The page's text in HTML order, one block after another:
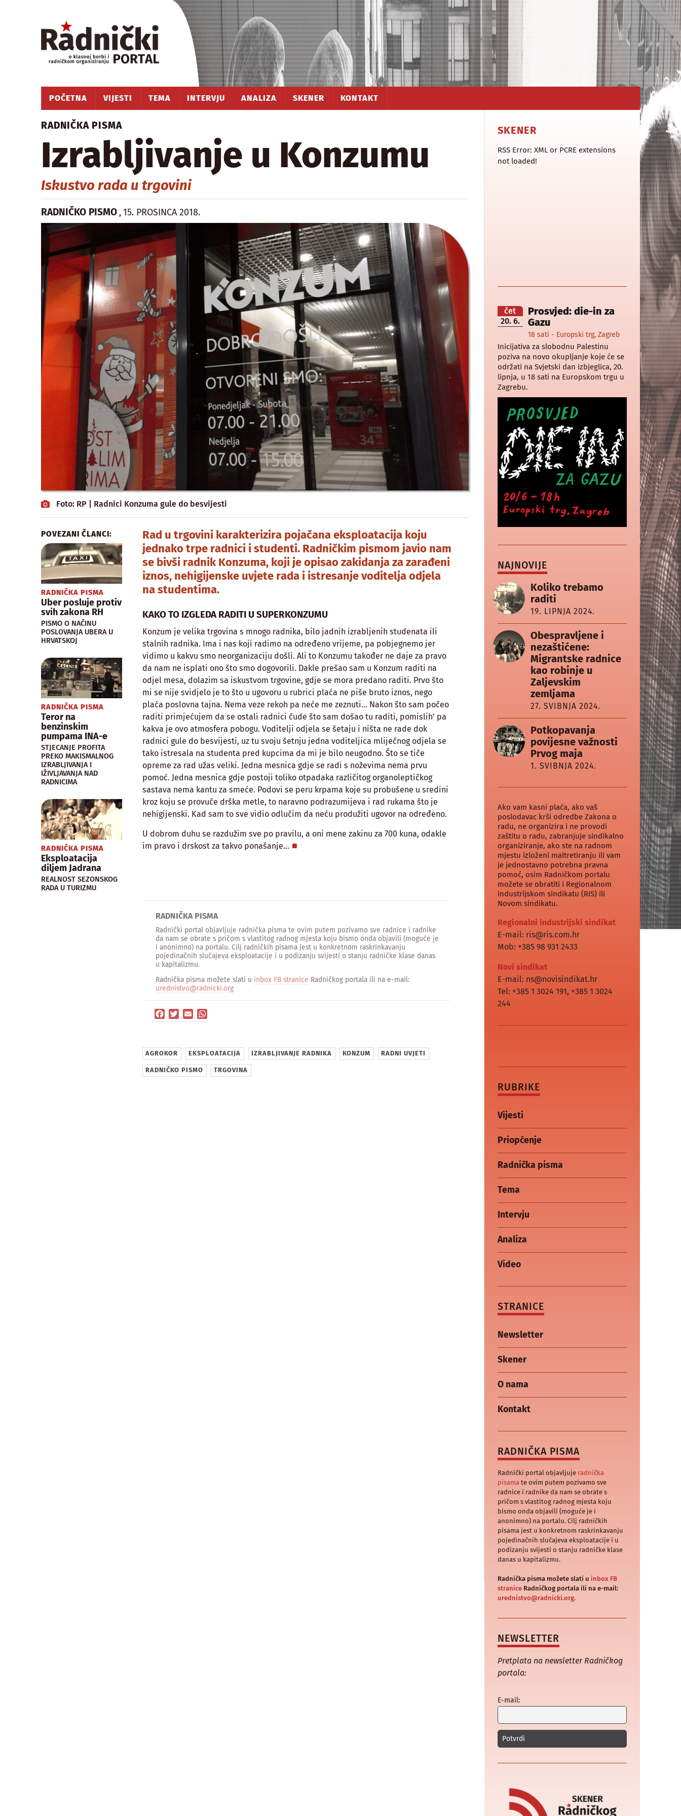
POČETNA VIJESTI TEMA INTERVJU ANALIZA SKENER KONTAKT
RADNIČKA PISMA
Izrabljivanje u Konzumu
Iskustvo rada u trgovini
RADNIČKO PISMO ,15. PROSINCA 2018.
Foto: RP | Radnici Konzuma gule do besvijesti
POVEZANI ČLANCI:
RADNIČKA PISMA
Uber posluje protiv
svih zakona RH
PISMO O NAČINU
POSLOVANJA UBERA U
HRVATSKOJ
RADNIČKA PISMA
Teror na
benzinskim
pumpama INA-e
STJECANJE PROFITA
PREKO MAKISMALNOG
IZRABLJIVANJA I
IŽIVLJAVANJA NAD
RADNICIMA
RADNIČKA PISMA
Eksploatacija
diljem Jadrana
REALNOST SEZONSKOG
RADA U TURIZMU
Rad u trgovini karakterizira pojačana eksploatacija koju
jednako trpe radnici i studenti. Radničkim pismom javio nam
se bivši radnik Konzuma, koji je opisao zakidanja za zarađeni
iznos, nehigijenske uvjete rada i istresanje voditelja odjela
na studentima.
KAKO TO IZGLEDA RADITI U SUPERKONZUMU
Konzum je velika trgovina s mnogo radnika, bilo jadnih izrabljenih studenata ili
stalnih radnika. Ima i nas koji radimo na određeno vrijeme, pa pobjegnemo jer
vidimo u kakvu smo neorganizaciju došli. Ali to Konzumu također ne daje za pravo
da nam ne isplati ono što smo dogovorili. Dakle prešao sam u Konzum raditi na
odjel mesa, dolazim sa iskustvom trgovine, gdje se mora predano raditi. Prvo što
mi se nije svidjelo je to što u ugovoru u rubrici plaća ne piše bruto iznos, nego
plaća poslovna tajna. Nema veze rekoh pa neće me zeznuti… Nakon što sam počeo
raditi primjećujem da se ostali radnici čude što sam došao tu raditi, pomislih’ pa
kakva je ovo atmosfera pobogu. Voditelji odjela se šetaju i ništa ne rade dok
radnici gule do besvijesti, uz tu svoju šetnju jedna voditeljica mliječnog odjela se
tako istresala na studenta pred kupcima da mi je bilo neugodno. Što se tiče
opreme za rad užas veliki. Jedna mesnica gdje se radi s noževima nema prvu
pomoć. Jedna mesnica gdje postoji toliko otpadaka različitog organoleptičkog
sastava nema kantu za smeće. Podovi se peru krpama koje su probušene u sredini
kroz koju se provuče drška metle, to naravno podrazumijeva i rad rukama što je
nehigijenski. Kad sam to sve vidio odlučim da neću produžiti ugovor na određeno.
U dobrom duhu se razdužim sve po pravilu, a oni mene zakinu za 700 kuna, odakle
im pravo i drskost za takvo ponašanje…
RADNIČKA PISMA
Radnički portal objavljuje radnička pisma te ovim putem pozivamo sve radnice i radnike
da nam se obrate s pričom s vlastitog radnog mjesta koju bismo onda objavili (moguće je
i anonimno) na portalu. Cilj radničkih pisama jest u konkretnom raskrinkavanju
pojedinačnih slučajeva eksploatacije i u podizanju svijesti o stanju radničke klase danas
u kapitalizmu.
Radnička pisma možete slati u inbox FB stranice Radničkog portala ili na e-mail:
urednistvo@radnicki.org
Facebook
TwitterEmail
AGROKOR EKSPLOATACIJA IZRABLJIVANJE RADNIKA KONZUM RADNI UVJETI
RADNIČKO PISMO TRGOVINA
SKENER
RSS Error: XML or PCRE extensions
not loaded!
čet
20. 6.
Prosvjed: die-in za
Gazu
18 sati - Europski trg, Zagreb
Inicijativa za slobodnu Palestinu
poziva na novo okupljanje koje će se
održati na Svjetski dan izbjeglica, 20.
lipnja, u 18 sati na Europskom trgu u
Zagrebu.
NAJNOVIJE
Koliko trebamo
raditi
19. LIPNJA 2024.
Obespravljene i
nezaštićene:
Migrantske radnice
kao robinje u
Zaljevskim
zemljama
27. SVIBNJA 2024.
Potkopavanja
povijesne važnosti
Prvog maja
1. SVIBNJA 2024.
Ako vam kasni plaća, ako vaš
poslodavac krši odredbe Zakona o
radu, ne organizira i ne provodi
zaštitu o radu, zabranjuje sindikalno
organiziranje, ako ste na radnom
mjestu izloženi maltretiranju ili vam
je jednostavno potrebna pravna
pomoć, osim Radničkom portalu
možete se obratiti i Regionalnom
industrijskom sindikatu (RIS) ili
Novom sindikatu.
Regionalni industrijski sindikat
E-mail: ris@ris.com.hr
Mob: +385 98 931 2433
Novi sindikat
E-mail: ns@novisindikat.hr
Tel: +385 1 3024 191, +385 1 3024
244
RUBRIKE
Vijesti
Priopćenje
Radnička pisma
Tema
Intervju
Analiza
Video
STRANICE
Newsletter
Skener
O nama
Kontakt
RADNIČKA PISMA
Radnički portal objavljuje radnička
pisama te ovim putem pozivamo sve
radnice i radnike da nam se obrate s
pričom s vlastitog radnog mjesta koju
bismo onda objavili (moguće je i
anonimno) na portalu. Cilj radničkih
pisama jest u konkretnom raskrinkavanju
pojedinačnih slučajeva eksploatacije i u
podizanju svijesti o stanju radničke klase
danas u kapitalizmu.
Radnička pisma možete slati u inbox FB
straniceRadničkog portala ili na e-mail:
urednistvo@radnicki.org.
NEWSLETTER
Pretplata na newsletter Radničkog
portala:
E-mail: